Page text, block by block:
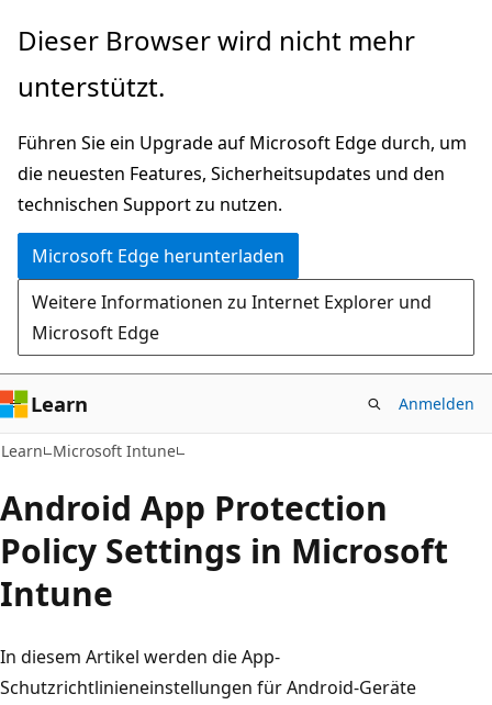
Zu
wechseln
Dieser Browser wird nicht mehr
unterstützt.
Führen Sie ein Upgrade auf Microsoft Edge durch, um
die neuesten Features, Sicherheitsupdates und den
technischen Support zu nutzen.
Microsoft Edge herunterladen
Weitere Informationen zu Internet Explorer und
Microsoft Edge
Learn Anmelden
Learn Microsoft Intune
Android App Protection
Policy Settings in Microsoft
Intune
In diesem Artikel werden die App-
Schutzrichtlinieneinstellungen für Android-Geräte